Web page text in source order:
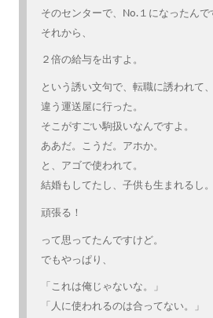
そのセンターで、No.１になったんで
それから、
２倍の給与を出すよ。
という誘い文句で、転職に誘われて、
違う運送屋に行った。
そこがすごい駒扱いなんですよ。
ああだ。こうだ。アホか。
と、アゴで使われて。
結婚もしてたし、子供も生まれるし。
頑張る！
って思ってたんですけど。
でもやっぱり、
「これは俺じゃないな。」
「人に使われるのは合ってない。」